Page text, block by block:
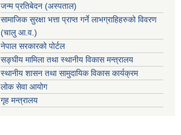
जन्म प्रतिबेदन (अस्पताल)
सामाजिक सुरक्षा भत्ता प्राप्त गर्ने लाभग्राहिहरुको विवरण
(चालु आ.व.)
नेपाल सरकारको पोर्टल
सङ्घीय मामिला तथा स्थानीय विकास मन्त्रालय
स्थानीय शासन तथा सामुदायिक विकास कार्यक्रम
लोक सेवा आयोग
गृह मन्त्रालय